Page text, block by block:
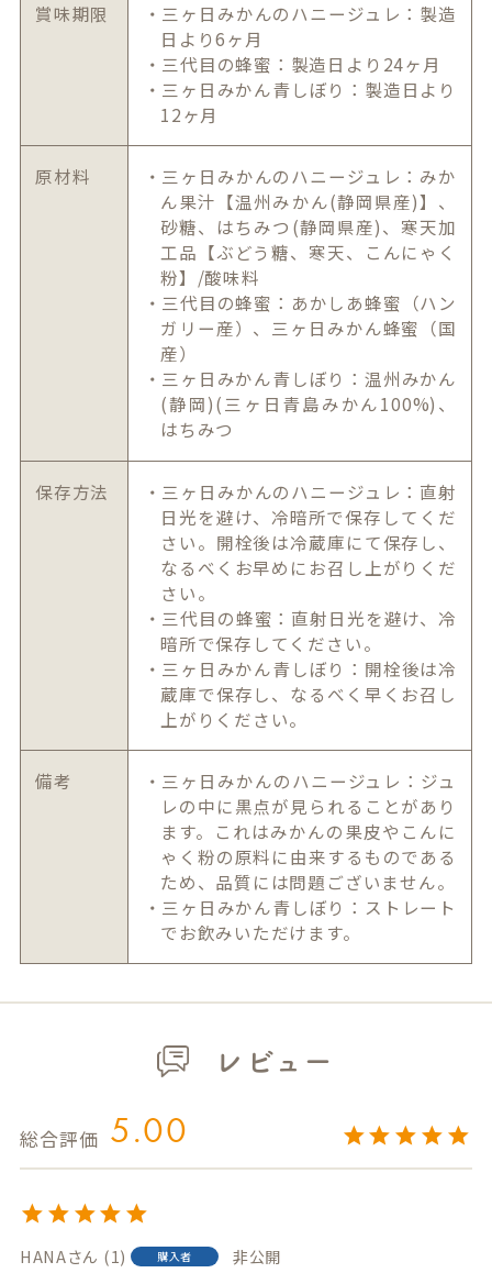
賞味期限
・三ヶ日みかんのハニージュレ：製造
日より6ヶ月
・三代目の蜂蜜：製造日より24ヶ月
・三ヶ日みかん青しぼり：製造日より
12ヶ月
原材料
・三ヶ日みかんのハニージュレ：みか
ん果汁【温州みかん(静岡県産)】、
砂糖、はちみつ(静岡県産)、寒天加
工品【ぶどう糖、寒天、こんにゃく
粉】/酸味料
・三代目の蜂蜜：あかしあ蜂蜜（ハン
ガリー産）、三ヶ日みかん蜂蜜（国
産）
・三ヶ日みかん青しぼり：温州みかん
(静岡)(三ヶ日青島みかん100%)、
はちみつ
保存方法
・三ヶ日みかんのハニージュレ：直射
日光を避け、冷暗所で保存してくだ
さい。開栓後は冷蔵庫にて保存し、
なるべくお早めにお召し上がりくだ
さい。
・三代目の蜂蜜：直射日光を避け、冷
暗所で保存してください。
・三ヶ日みかん青しぼり：開栓後は冷
蔵庫で保存し、なるべく早くお召し
上がりください。
備考
・三ヶ日みかんのハニージュレ：ジュ
レの中に黒点が見られることがあり
ます。これはみかんの果皮やこんに
ゃく粉の原料に由来するものである
ため、品質には問題ございません。
・三ヶ日みかん青しぼり：ストレート
でお飲みいただけます。
レビュー
5.00
HANA 1 購入者 非公開